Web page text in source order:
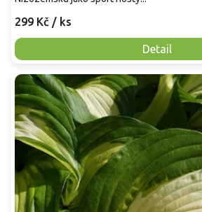
299 Kč / ks
Detail